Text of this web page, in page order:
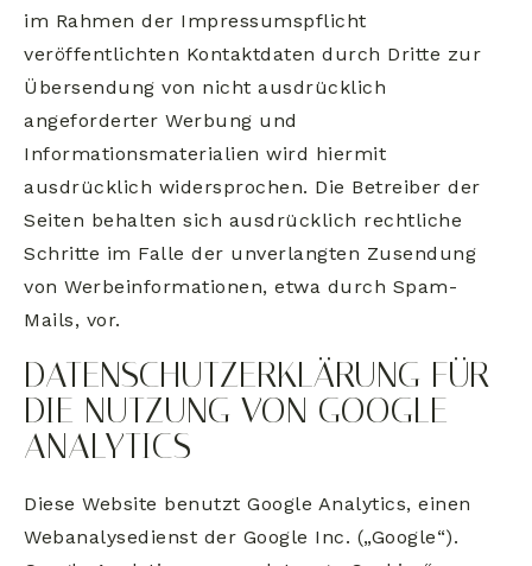
im Rahmen der Impressumspflicht
veröffentlichten Kontaktdaten durch Dritte zur
Übersendung von nicht ausdrücklich
angeforderter Werbung und
Informationsmaterialien wird hiermit
ausdrücklich widersprochen. Die Betreiber der
Seiten behalten sich ausdrücklich rechtliche
Schritte im Falle der unverlangten Zusendung
von Werbeinformationen, etwa durch Spam-
Mails, vor.
DATENSCHUTZERKLÄRUNG FÜR
DIE NUTZUNG VON GOOGLE
ANALYTICS
Diese Website benutzt Google Analytics, einen
Webanalysedienst der Google Inc. („Google“).